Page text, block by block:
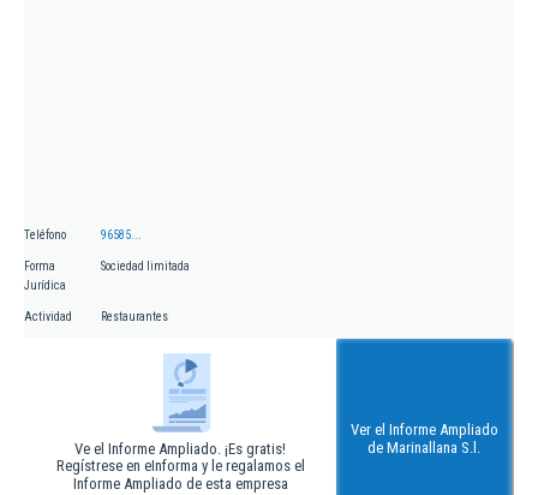
Teléfono 96585...
Forma
Jurídica
Sociedad limitada
Actividad Restaurantes
Ve el Informe Ampliado. ¡Es gratis!
Regístrese en eInforma y le regalamos el
Informe Ampliado de esta empresa
Ver el Informe Ampliado
de Marinallana S.l.